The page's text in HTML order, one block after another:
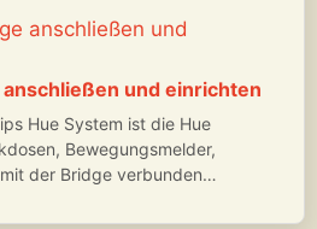
und einrichten
Hue System ist die Hue
Bewegungsmelder,
der Bridge verbunden…